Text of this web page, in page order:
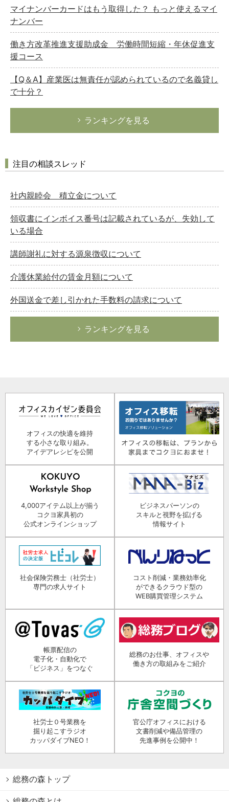
マイナンバーカードはもう取得した？ もっと使えるマイ
ナンバー
働き方改革推進支援助成金 労働時間短縮・年休促進支
援コース
【Q＆A】産業医は無責任が認められているので名義貸し
で十分？
ランキングを見る
注目の相談スレッド
社内親睦会 積立金について
領収書にインボイス番号は記載されているが、失効して
いる場合
講師謝礼に対する源泉徴収について
介護休業給付の賃金月額について
外国送金で差し引かれた手数料の請求について
ランキングを見る
オフィスの快適を維持
する小さな取り組み。
アイデアレシピを公開
4,000アイテム以上が揃う
コクヨ家具初の
公式オンラインショップ
ビジネスパーソンの
スキルと視野を拡げる
情報サイト
社会保険労務士（社労士）
専門の求人サイト
コスト削減・業務効率化
ができるクラウド型の
WEB購買管理システム
帳票配信の
電子化・自動化で
「ビジネス」をつなぐ
総務のお仕事、オフィスや
働き方の取組みをご紹介
社労士０号業務を
掘り起こすラジオ
カッパダイブNEO！
官公庁オフィスにおける
文書削減や備品管理の
先進事例を公開中！
総務の森トップ